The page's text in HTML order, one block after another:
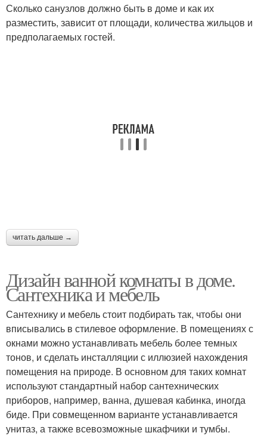
Сколько санузлов должно быть в доме и как их
разместить, зависит от площади, количества жильцов и
предполагаемых гостей.
читать дальше →
Дизайн ванной комнаты в доме.
Сантехника и мебель
Сантехнику и мебель стоит подбирать так, чтобы они
вписывались в стилевое оформление. В помещениях с
окнами можно устанавливать мебель более темных
тонов, и сделать инсталляции с иллюзией нахождения
помещения на природе. В основном для таких комнат
используют стандартный набор сантехнических
приборов, например, ванна, душевая кабинка, иногда
биде. При совмещенном варианте устанавливается
унитаз, а также всевозможные шкафчики и тумбы.